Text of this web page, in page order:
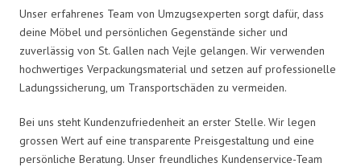
Unser erfahrenes Team von Umzugsexperten sorgt dafür, dass
deine Möbel und persönlichen Gegenstände sicher und
zuverlässig von St. Gallen nach Vejle gelangen. Wir verwenden
hochwertiges Verpackungsmaterial und setzen auf professionelle
Ladungssicherung, um Transportschäden zu vermeiden.
Bei uns steht Kundenzufriedenheit an erster Stelle. Wir legen
grossen Wert auf eine transparente Preisgestaltung und eine
persönliche Beratung. Unser freundliches Kundenservice-Team